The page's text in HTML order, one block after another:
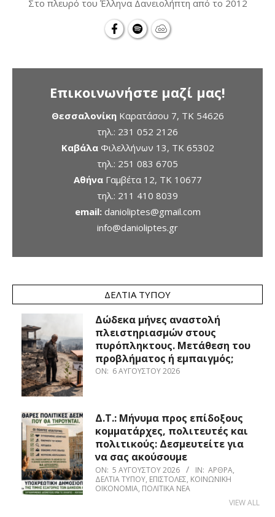
Στο πλευρό του Έλληνα Δανειολήπτη από το 2012
Επικοινωνήστε μαζί μας!
ΘεσσαλονίκηΚαρατάσου 7, TK 54626
τηλ.: 231 052 2126
ΚαβάλαΦιλελλήνων 13, ΤΚ 65302
τηλ.: 251 083 6705
ΑθήναΓαμβέτα 12, ΤΚ 10677
τηλ.: 211 410 8039
email: danioliptes@gmail.com
info@danioliptes.gr
ΔΕΛΤΊΑ ΤΎΠΟΥ
Δώδεκα μήνες αναστολή
πλειστηριασμών στους
πυρόπληκτους. Μετάθεση του
προβλήματος ή εμπαιγμός;
ON: 6 ΑΥΓΟΎΣΤΟΥ 2026
Δ.Τ.: Μήνυμα προς επίδοξους
κομματάρχες, πολιτευτές και
πολιτικούς: Δεσμευτείτε για
να σας ακούσουμε
ON: 5 ΑΥΓΟΎΣΤΟΥ 2026 IN: ΆΡΘΡΑ,
ΔΕΛΤΊΑ ΤΎΠΟΥ, ΕΠΙΣΤΟΛΈΣ, ΚΟΙΝΩΝΙΚΉ
ΟΙΚΟΝΟΜΊΑ, ΠΟΛΙΤΙΚΆ ΝΈΑ
VIEW ALL